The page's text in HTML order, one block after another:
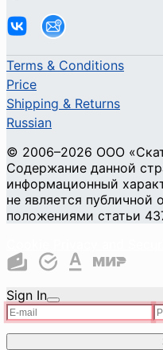
Terms & Conditions
Price
Shipping & Returns
Russian
© 2006–2026 ООО
Содержание данной
информационный
не является публичной
положениями статьи
Sign In